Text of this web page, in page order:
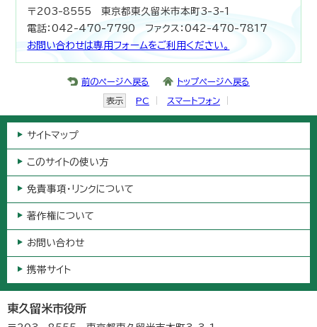
〒203-8555 東京都東久留米市本町3-3-1
電話：042-470-7790 ファクス：042-470-7817
お問い合わせは専用フォームをご利用ください。
前のページへ戻る トップページへ戻る
表示 PC スマートフォン
サイトマップ
このサイトの使い方
免責事項・リンクについて
著作権について
お問い合わせ
携帯サイト
東久留米市役所